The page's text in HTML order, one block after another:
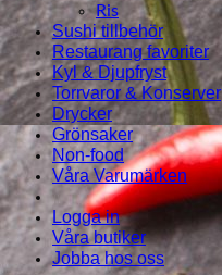
Ris
Sushi tillbehör
Restaurang favoriter
Kyl & Djupfryst
Torrvaror & Konserver
Drycker
Grönsaker
Non-food
Våra Varumärken
Logga in
Våra butiker
Jobba hos oss